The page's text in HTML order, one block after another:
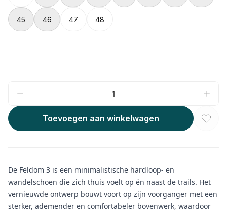
45 46 47 48
Toevoegen aan winkelwagen
De Feldom 3 is een minimalistische hardloop- en
wandelschoen die zich thuis voelt op én naast de trails. Het
vernieuwde ontwerp bouwt voort op zijn voorganger met een
sterker, ademender en comfortabeler bovenwerk, waardoor